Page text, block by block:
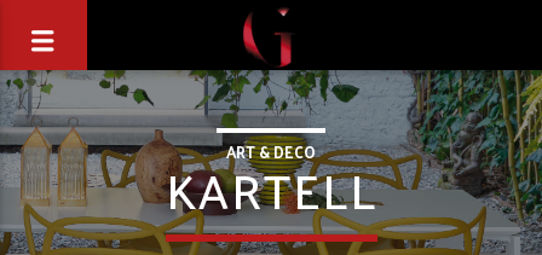
ART & DECO
KARTELL